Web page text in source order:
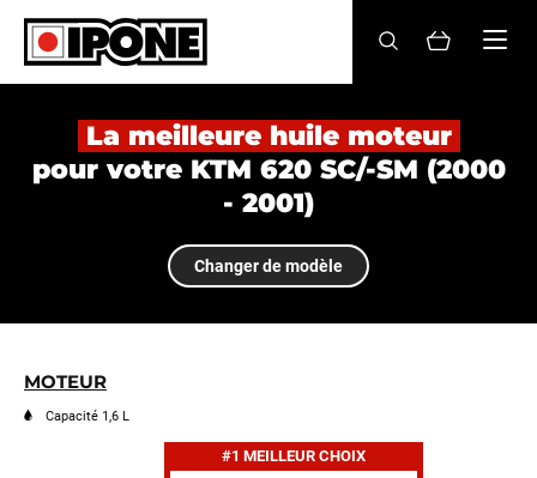
Ipone
HUILES MOTEUR
ENTRETIEN
MAINTENANCE
Revendeurs
La meilleure huile moteur
pour votre KTM 620 SC/-SM (2000
- 2001)
Changer de modèle
MOTEUR
Capacité 1,6 L
#1 MEILLEUR CHOIX